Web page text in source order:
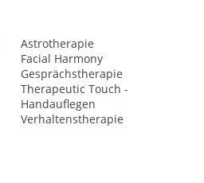
Astrotherapie
Facial Harmony
Gesprächstherapie
Therapeutic Touch -
Handauflegen
Verhaltenstherapie